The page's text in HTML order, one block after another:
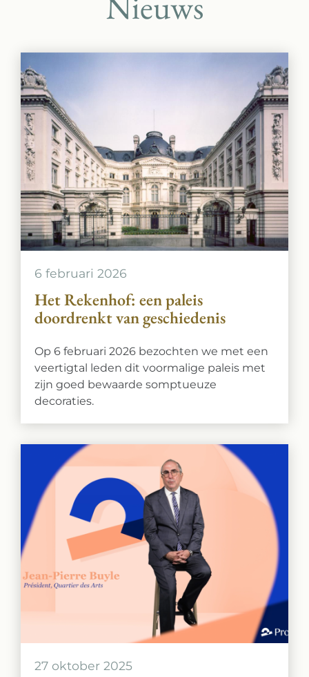
6 februari 2026
Het Rekenhof: een paleis
doordrenkt van geschiedenis
Op 6 februari 2026 bezochten we met een
veertigtal leden dit voormalige paleis met
zijn goed bewaarde somptueuze
decoraties.
27 oktober 2025